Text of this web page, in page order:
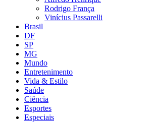
Rodrigo França
Vinícius Passarelli
Brasil
DF
SP
MG
Mundo
Entretenimento
Vida & Estilo
Saúde
Ciência
Esportes
Especiais